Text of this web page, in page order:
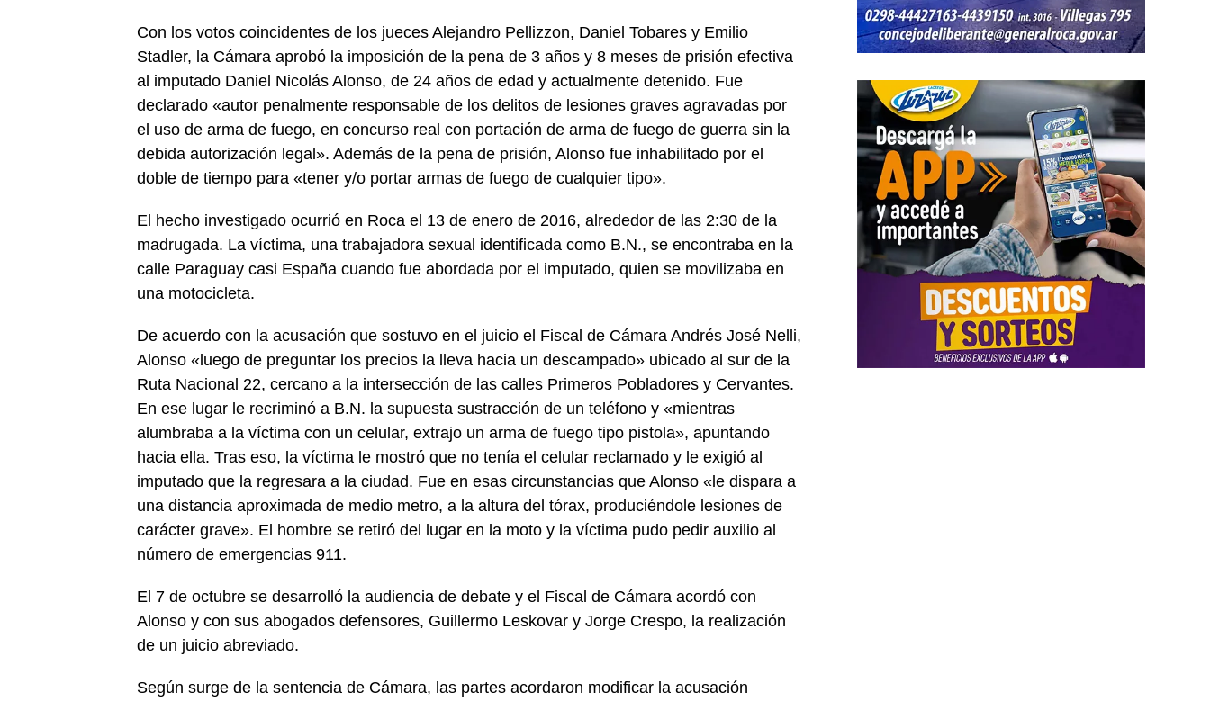
Con los votos coincidentes de los jueces Alejandro Pellizzon, Daniel Tobares y Emilio
Stadler, la Cámara aprobó la imposición de la pena de 3 años y 8 meses de prisión efectiva
al imputado Daniel Nicolás Alonso, de 24 años de edad y actualmente detenido. Fue
declarado «autor penalmente responsable de los delitos de lesiones graves agravadas por
el uso de arma de fuego, en concurso real con portación de arma de fuego de guerra sin la
debida autorización legal». Además de la pena de prisión, Alonso fue inhabilitado por el
doble de tiempo para «tener y/o portar armas de fuego de cualquier tipo».
El hecho investigado ocurrió en Roca el 13 de enero de 2016, alrededor de las 2:30 de la
madrugada. La víctima, una trabajadora sexual identificada como B.N., se encontraba en la
calle Paraguay casi España cuando fue abordada por el imputado, quien se movilizaba en
una motocicleta.
De acuerdo con la acusación que sostuvo en el juicio el Fiscal de Cámara Andrés José Nelli,
Alonso «luego de preguntar los precios la lleva hacia un descampado» ubicado al sur de la
Ruta Nacional 22, cercano a la intersección de las calles Primeros Pobladores y Cervantes.
En ese lugar le recriminó a B.N. la supuesta sustracción de un teléfono y «mientras
alumbraba a la víctima con un celular, extrajo un arma de fuego tipo pistola», apuntando
hacia ella. Tras eso, la víctima le mostró que no tenía el celular reclamado y le exigió al
imputado que la regresara a la ciudad. Fue en esas circunstancias que Alonso «le dispara a
una distancia aproximada de medio metro, a la altura del tórax, produciéndole lesiones de
carácter grave». El hombre se retiró del lugar en la moto y la víctima pudo pedir auxilio al
número de emergencias 911.
El 7 de octubre se desarrolló la audiencia de debate y el Fiscal de Cámara acordó con
Alonso y con sus abogados defensores, Guillermo Leskovar y Jorge Crespo, la realización
de un juicio abreviado.
Según surge de la sentencia de Cámara, las partes acordaron modificar la acusación